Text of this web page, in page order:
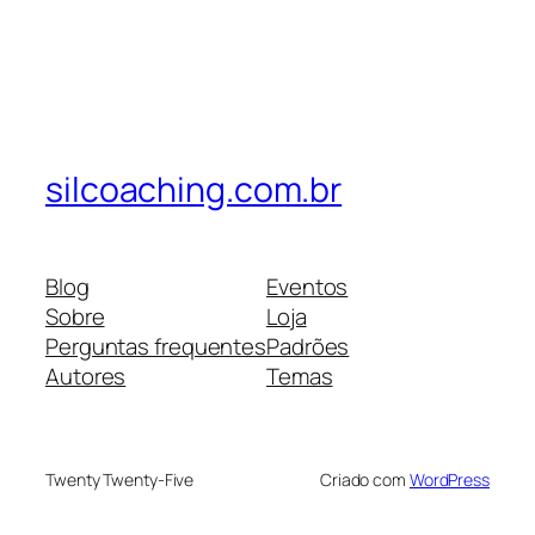
silcoaching.com.br
Blog
Sobre
Perguntas frequentes
Autores
Eventos
Loja
Padrões
Temas
Twenty Twenty-Five Criado com WordPress